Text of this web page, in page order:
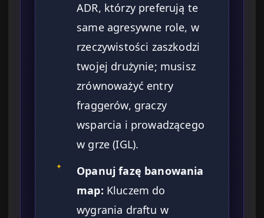
ADR, którzy preferują te
same agresywne role, w
rzeczywistości zaszkodzi
twojej drużynie; musisz
zrównoważyć entry
fraggerów, graczy
wsparcia i prowadzącego
w grze (IGL).
✦
Opanuj fazę banowania
map: Kluczem do
wygrania draftu w